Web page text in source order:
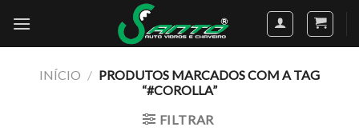
content
INÍCIO / PRODUTOS MARCADOS COM A TAG
“#COROLLA”
FILTRAR